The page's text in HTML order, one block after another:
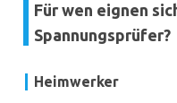
Für wen eignen
Spannungsprüfer?
Heimwerker